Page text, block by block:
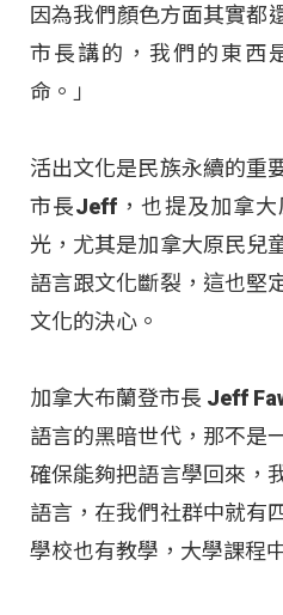
因為我們顏色方面其實都
市長講的，我們的東西
命。」
活出文化是民族永續的重
市長Jeff，也提及加拿
光，尤其是加拿大原民兒
語言跟文化斷裂，這也堅
文化的決心。
加拿大布蘭登市長 Jeff
語言的黑暗世代，那不是
確保能夠把語言學回來，
語言，在我們社群中就有
學校也有教學，大學課程